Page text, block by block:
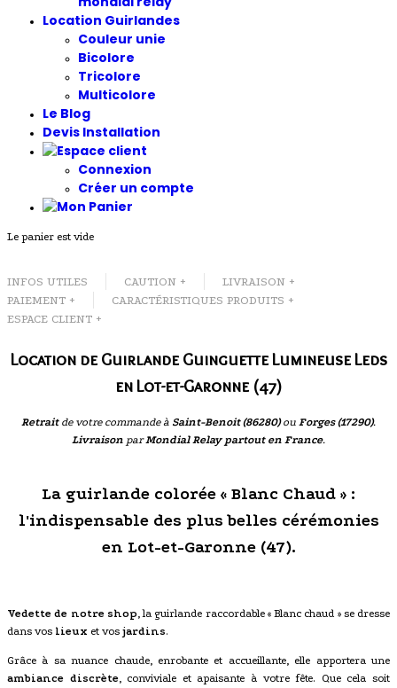
Location Guirlandes
Couleur unie
Bicolore
Tricolore
Multicolore
Le Blog
Devis Installation
Connexion
Créer un compte
Le panier est vide
INFOS UTILES CAUTION +
LIVRAISON +
PAIEMENT +
CARACTÉRISTIQUES PRODUITS +
ESPACE CLIENT +
Location de Guirlande Guinguette Lumineuse Leds
en Lot-et-Garonne (47)
Retraitde votre commande à Saint-Benoit (86280)ou Forges (17290).
Livraison parMondial Relay partout en France.
La guirlande colorée « Blanc Chaud » :
l'indispensable des plus belles cérémonies
en Lot-et-Garonne (47).
Vedette de notre shop , la guirlande raccordable « Blanc chaud » se dresse
dans vos lieux et vos jardins.
Grâce à sa nuance chaude, enrobante et accueillante, elle apportera une
ambiance discrète, conviviale et apaisante à votre fête. Que cela soit